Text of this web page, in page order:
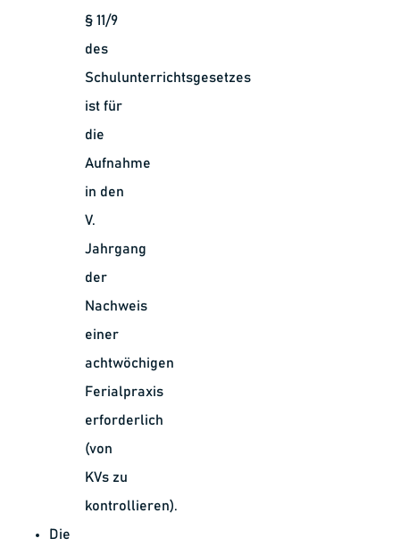
§ 11/9
des
Schulunterrichtsgesetzes
ist für
die
Aufnahme
in den
V.
Jahrgang
der
Nachweis
einer
achtwöchigen
Ferialpraxis
erforderlich
(von
KVs zu
kontrollieren).
Die